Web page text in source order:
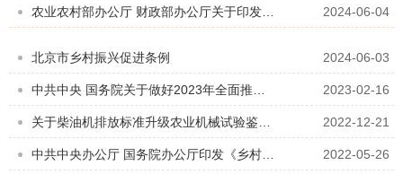
2024-06-04
北京市乡村振兴促进条例 2024-06-03
2023-02-16
2022-12-21
2022-05-26